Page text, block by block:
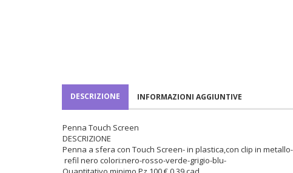
DESCRIZIONE INFORMAZIONI AGGIUNTIVE
Penna Touch Screen
DESCRIZIONE
Penna a sfera con Touch Screen- in plastica,con clip in
refil nero colori:nero-rosso-verde-grigio-blu-